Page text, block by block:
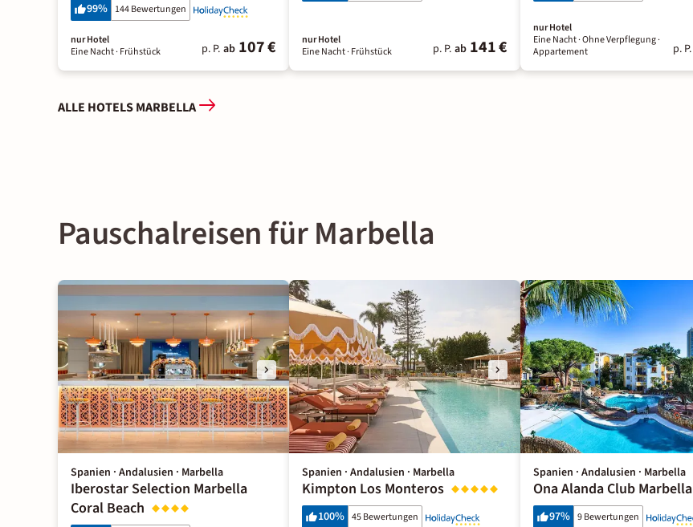
99% 144 Bewertungen
nur Hotel
Eine Nacht· Frühstück p. P. ab 107 €
nur Hotel
Eine Nacht· Frühstück p. P. ab 141 €
nur Hotel
Eine Nacht· Ohne Verpflegung·
Appartement
p. P.
ALLE HOTELS MARBELLA
Pauschalreisen für Marbella
Spanien · Andalusien · Marbella
Iberostar Selection Marbella
Coral Beach
Spanien · Andalusien · Marbella
Kimpton Los Monteros
100% 45 Bewertungen
Spanien · Andalusien · Marbella
Ona Alanda Club Marbella
97% 9 Bewertungen